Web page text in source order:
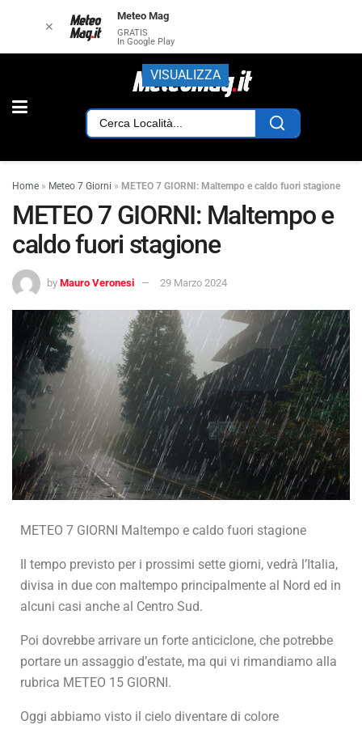
Home » Meteo 7 Giorni » METEO 7 GIORNI: Maltempo e caldo fuori stagione
METEO 7 GIORNI: Maltempo e
caldo fuori stagione
by Mauro Veronesi 29 Marzo 2024
METEO 7 GIORNI Maltempo e caldo fuori stagione
Il tempo previsto per i prossimi sette giorni, vedrà l’Italia,
divisa in due con maltempo principalmente al Nord ed in
alcuni casi anche al Centro Sud.
Poi dovrebbe arrivare un forte anticiclone, che potrebbe
portare un assaggio d’estate, ma qui vi rimandiamo alla
rubrica METEO 15 GIORNI.
Oggi abbiamo visto il cielo diventare di colore
✕
Meteo Mag
GRATIS
In Google Play
VISUALIZZA